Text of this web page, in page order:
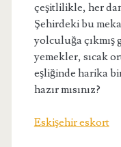
çeşitlilikle, her
Şehirdeki bu
yolculuğa çıkmış
yemekler, sıcak
eşliğinde harika
hazır mısınız?
Eskişehir eskort